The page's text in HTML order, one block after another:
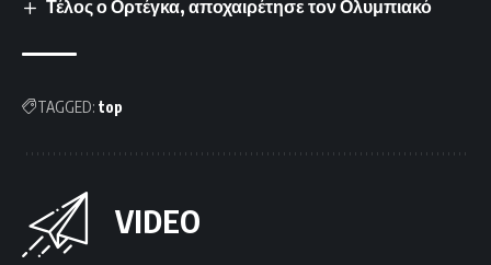
Τέλος ο Ορτέγκα, αποχαιρέτησε τον Ολυμπιακό
TAGGED: top
VIDEO